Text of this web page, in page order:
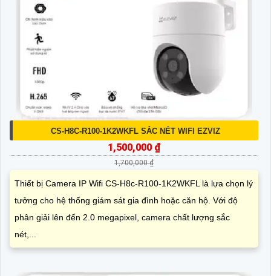
CS-H8C-R100-1K2WKFL SẮC NÉT WIFI EZVIZ
1,500,000 ₫
1,700,000 ₫
Thiết bị Camera IP Wifi CS-H8c-R100-1K2WKFL là lựa chọn lý
tưởng cho hệ thống giám sát gia đình hoặc căn hộ. Với độ
phân giải lên đến 2.0 megapixel, camera chất lượng sắc
nét,...